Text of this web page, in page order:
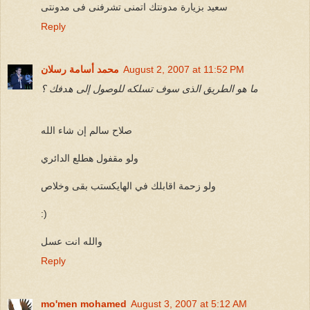
سعيد بزيارة مدونتك اتمنى تشرفنى فى مدونتى
Reply
محمد أسامة رسلان August 2, 2007 at 11:52 PM
ما هو الطريق الذى سوف تسلكه للوصول إلى هدفك ؟
صلاح سالم إن شاء الله
ولو مقفول هطلع الدائري
ولو زحمة اقابلك في الهايكستب بقى وخلاص
:)
والله انت عسل
Reply
mo'men mohamed August 3, 2007 at 5:12 AM